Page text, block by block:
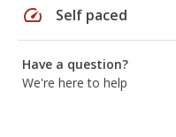
speed Self paced
Have a question?
We're here to help